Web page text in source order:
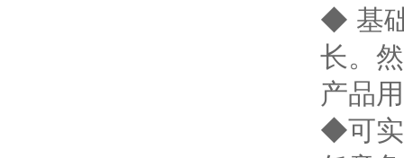
◆ 基
长。
产品
◆可实